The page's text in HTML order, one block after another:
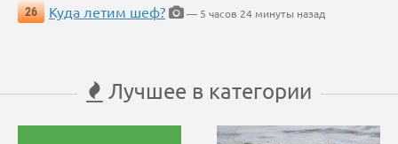
26
Куда летим шеф? — 5 часов 24 минуты назад
Лучшее в категории